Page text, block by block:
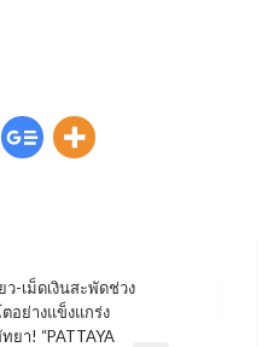
ว-เม็ดเงินสะพัดช่วง
อย่างแข็งแกร่ง
ยา! “PATTAYA